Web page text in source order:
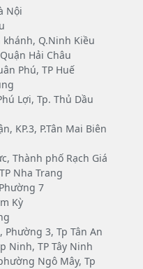
Nội
khánh, Q.Ninh Kiều
Hải Châu
Phú, TP Huế
Lợi, Tp. Thủ Dầu
KP.3, P.Tân Mai Biên
Thành phố Rạch Giá
Nha Trang
7
Kỳ
3, Tp Tân An
Ninh, TP Tây Ninh
Ngô Mây, Tp